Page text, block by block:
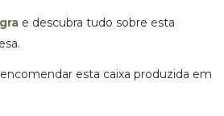
e descubra tudo sobre esta
esta caixa produzida em